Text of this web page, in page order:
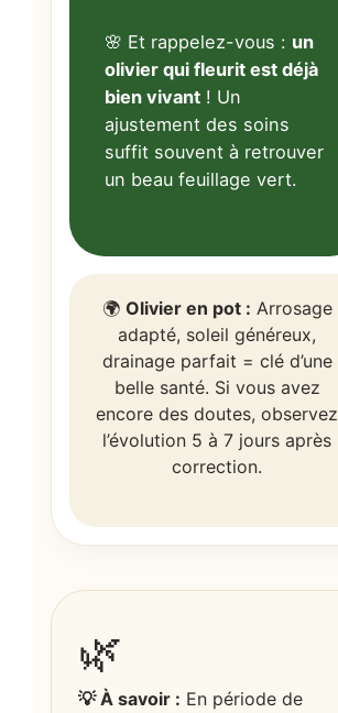
🌸 Et rappelez-vous : un
olivier qui fleurit est déjà
bien vivant ! Un
ajustement des soins
suffit souvent à retrouver
un beau feuillage vert.
🌍 Olivier en pot : Arrosage
adapté, soleil généreux,
drainage parfait = clé d’une
belle santé. Si vous avez
encore des doutes, observez
l’évolution 5 à 7 jours après
correction.
🌿
💡 À savoir : En période de